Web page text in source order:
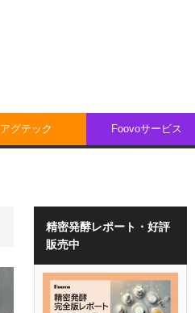
アグテック Foovoサービス
精密発酵レポート・好評
販売中